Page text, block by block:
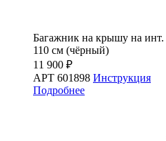
Багажник на крышу на
110 см (чёрный)
11 900 ₽
АРТ 601898 Инструкция
Подробнее